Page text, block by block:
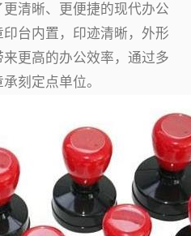
清晰、更便捷的现代办公
台内置，印迹清晰，外形
更高的办公效率，通过多
刻定点单位。